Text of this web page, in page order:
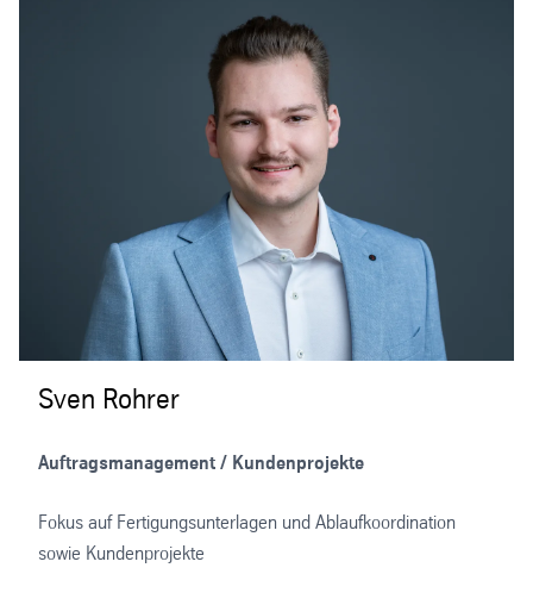
Sven Rohrer
Auftragsmanagement / Kundenprojekte
Fokus auf Fertigungsunterlagen und Ablaufkoordination
sowie Kundenprojekte